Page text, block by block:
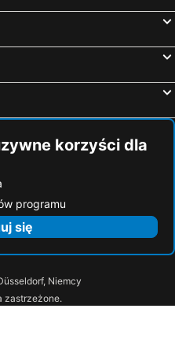
korzyści dla
programu
się
Niemcy
zastrzeżone.